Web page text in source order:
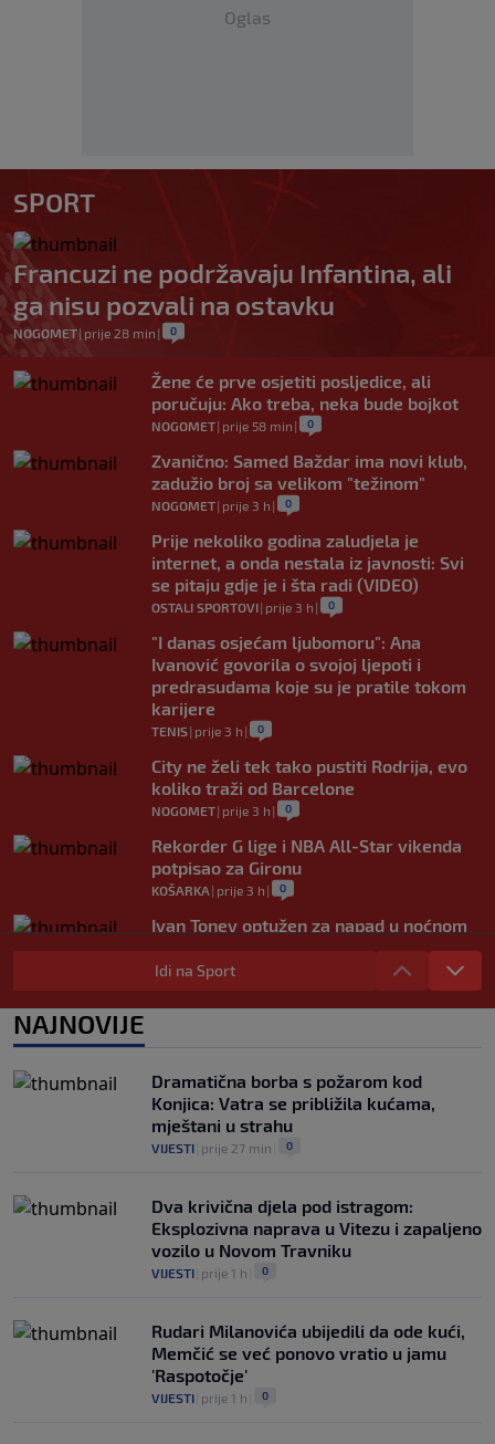
Oglas
SPORT
Francuzi ne podržavaju Infantina, ali
ga nisu pozvali na ostavku
NOGOMET| prije 28 min | 0
Žene će prve osjetiti posljedice, ali
poručuju: Ako treba, neka bude bojkot
NOGOMET| prije 58 min | 0
Zvanično: Samed Baždar ima novi klub,
zadužio broj sa velikom "težinom"
NOGOMET| prije 3 h | 0
Prije nekoliko godina zaludjela je
internet, a onda nestala iz javnosti: Svi
se pitaju gdje je i šta radi (VIDEO)
OSTALI SPORTOVI| prije 3 h | 0
"I danas osjećam ljubomoru": Ana
Ivanović govorila o svojoj ljepoti i
predrasudama koje su je pratile tokom
karijere
TENIS| prije 3 h | 0
City ne želi tek tako pustiti Rodrija, evo
koliko traži od Barcelone
NOGOMET| prije 3 h | 0
Rekorder G lige i NBA All-Star vikenda
potpisao za Gironu
KOŠARKA | prije 3 h | 0
Ivan Toney optužen za napad u noćnom
NOGOMET|prije 4 h
Utakmica Barcelone otkazana zbog
Idi na Sport
NAJNOVIJE
Dramatična borba s požarom kod
Konjica: Vatra se približila kućama,
mještani u strahu
VIJESTI prije 27 min 0
Dva krivična djela pod istragom:
Eksplozivna naprava u Vitezu i zapaljeno
vozilo u Novom Travniku
VIJESTI prije 1 h 0
Rudari Milanovića ubijedili da ode kući,
Memčić se već ponovo vratio u jamu
'Raspotočje'
VIJESTI prije 1 h 0